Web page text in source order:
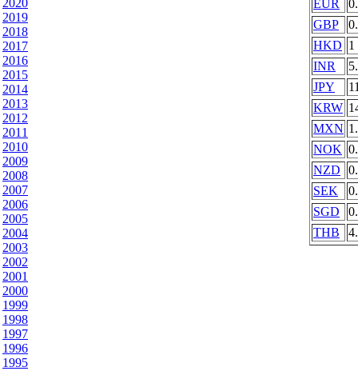
2020
2019
2018
2017
2016
2015
2014
2013
2012
2011
2010
2009
2008
2007
2006
2005
2004
2003
2002
2001
2000
1999
1998
1997
1996
1995
EUR
GBP
HKD 1
INR
JPY
KRW
MXN
NOK
NZD
SEK
SGD
THB